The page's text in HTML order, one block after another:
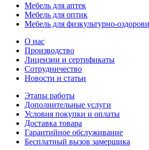
Мебель для аптек
Мебель для оптик
Мебель для физкультурно-
О нас
Производство
Лицензии и сертификаты
Сотрудничество
Новости и статьи
Этапы работы
Дополнительные услуги
Условия покупки и оплаты
Доставка товара
Гарантийное обслуживание
Бесплатный вызов замерщика